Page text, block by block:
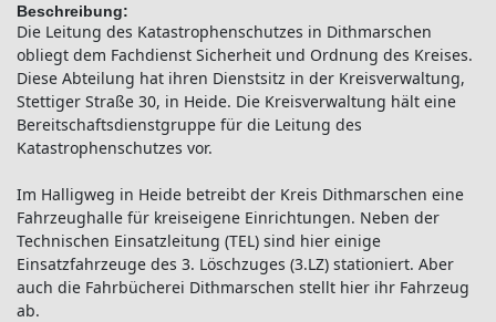
Beschreibung:
Die Leitung des Katastrophenschutzes in Dithmarschen
obliegt dem Fachdienst Sicherheit und Ordnung des Kreises.
Diese Abteilung hat ihren Dienstsitz in der Kreisverwaltung,
Stettiger Straße 30, in Heide. Die Kreisverwaltung hält eine
Bereitschaftsdienstgruppe für die Leitung des
Katastrophenschutzes vor.
Im Halligweg in Heide betreibt der Kreis Dithmarschen eine
Fahrzeughalle für kreiseigene Einrichtungen. Neben der
Technischen Einsatzleitung (TEL) sind hier einige
Einsatzfahrzeuge des 3. Löschzuges (3.LZ) stationiert. Aber
auch die Fahrbücherei Dithmarschen stellt hier ihr Fahrzeug
ab.